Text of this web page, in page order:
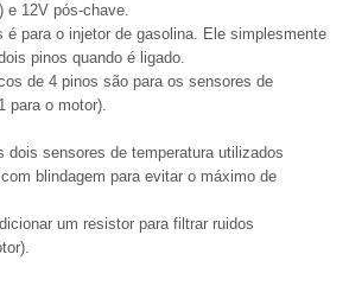
e 12V pós-chave.
é para o injetor de gasolina. Ele simplesmente
pinos quando é ligado.
de 4 pinos são para os sensores de
para o motor).
dois sensores de temperatura utilizados
blindagem para evitar o máximo de
um resistor para filtrar ruidos